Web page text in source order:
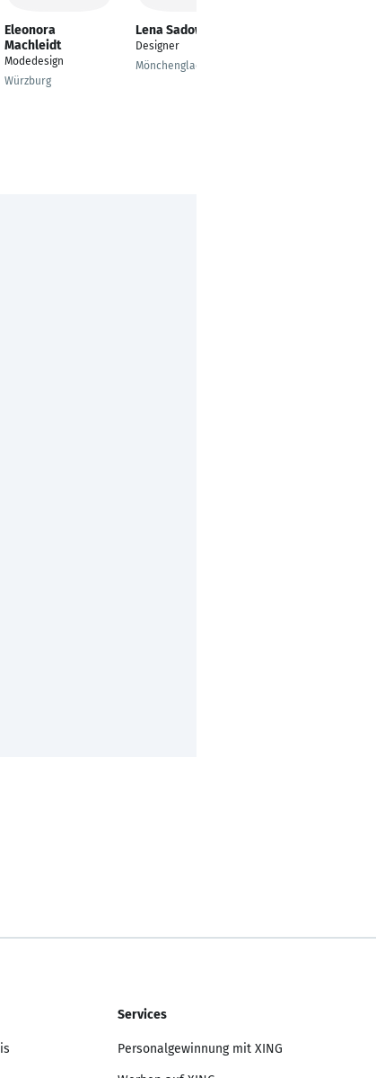
Eleonora
Machleidt
Modedesign
Würzburg
Lena Sadowski
Designer
Mönchengladbach
Services
Personalgewinnung mit XING